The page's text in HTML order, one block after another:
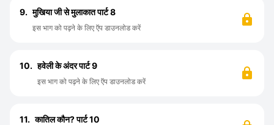
9. मुखिया जी से मुलाकात पार्ट 8
इस भाग को पढ़ने के लिए ऍप डाउनलोड करें
10. हवेली के अंदर पार्ट 9
इस भाग को पढ़ने के लिए ऍप डाउनलोड करें
11. कातिल कौन? पार्ट 10